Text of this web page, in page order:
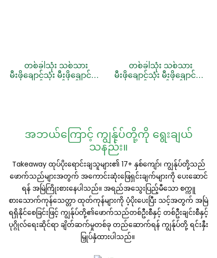
တစ်ခါသုံး သစ်သား
မီးဖိုချောင်သုံး မီးဖိုချောင်သုံး
တစ်ခါသုံး သစ်သား
မီးဖိုချောင်သုံး မီးဖိုချောင်သုံး
အဘယ်ကြောင့် ကျွန်ုပ်တို့ကို ရွေးချယ်
သနည်း။
Takeaway ထုပ်ပိုးရောင်းချသူများ၏ 17+ နှစ်ကျော်၊ ကျွန်ုပ်တို့သည်
ဖောက်သည်များအတွက် အကောင်းဆုံးဖြေရှင်းချက်များကို ပေးဆောင်
ရန် အမြဲကြိုးစားနေပါသည်။ အရည်အသွေးပြည့်မီသော စက္ကူ
စားသောက်ကုန်သေတ္တာ ထုတ်ကုန်များကို ပံ့ပိုးပေးပြီး သင့်အတွက် အမြဲ
ရရှိနိုင်စေခြင်းဖြင့် ကျွန်ုပ်တို့၏ဖောက်သည်တစ်ဦးစီနှင့် တစ်ဦးချင်းစီနှင့်
ပုဂ္ဂိုလ်ရေးဆိုင်ရာ ချိတ်ဆက်မှုတစ်ခု တည်ဆောက်ရန် ကျွန်ုပ်တို့ ရင်းနှီး
မြှုပ်နှံထားပါသည်။